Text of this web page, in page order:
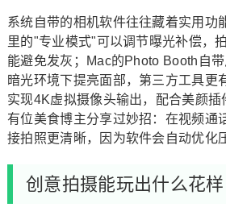
系统自带的相机软件往往藏着实用功
里的"专业模式"可以调节曝光补偿，
能避免发灰；Mac的Photo Booth自
暗光环境下提亮面部，第三方工具更
实现4K虚拟摄像头输出，配合美颜插
有位美食博主分享过妙招：在视频通
接拍照更清晰，因为软件会自动优化
创意拍摄能玩出什么花样